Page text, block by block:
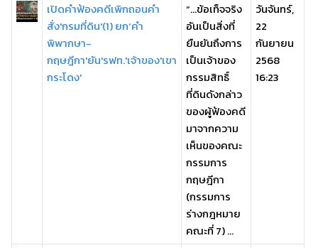
เปิดคำฟ้องคดีเพิกถอนคำ
สั่ง'กรมที่ดิน'(1) ยก‘คำ
พิพากษา-
กฤษฎีกา'ยัน'รฟท.'เจ้าของ'เขา
กระโดง'
“…ข้อเท็จจริง
อันเป็นสิ่งที่
ยืนยันถึงการ
เป็นเจ้าของ
กรรมสิทธิ์
ที่ดินดังกล่าว
ของผู้ฟ้องคดี
มาจากความ
เห็นของคณะ
กรรมการ
กฤษฎีกา
(กรรมการ
ร่างกฎหมาย
คณะที่ 7) ...
วันจันทร์,
22
กันยายน
2568
16:23